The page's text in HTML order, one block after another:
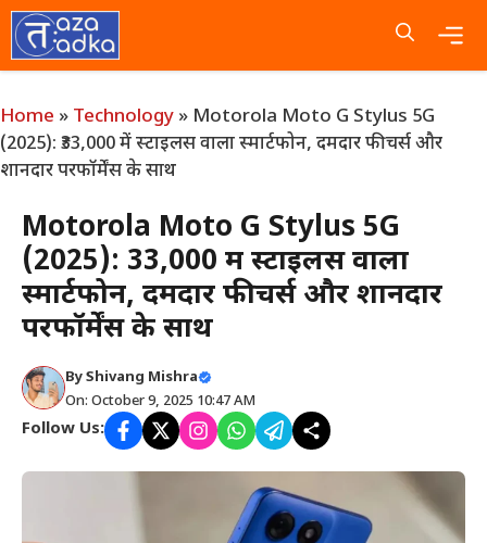
Skip
to
content
Home » Technology » Motorola Moto G Stylus 5G
(2025): ₹33,000 में स्टाइलस वाला स्मार्टफोन, दमदार फीचर्स और
शानदार परफॉर्मेंस के साथ
Motorola Moto G Stylus 5G
(2025): ₹33,000 में स्टाइलस वाला
स्मार्टफोन, दमदार फीचर्स और शानदार
परफॉर्मेंस के साथ
ByShivang Mishra
On: October 9, 2025 10:47 AM
Follow Us: